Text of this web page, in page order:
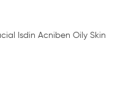
Isdin Acniben Oily Skin